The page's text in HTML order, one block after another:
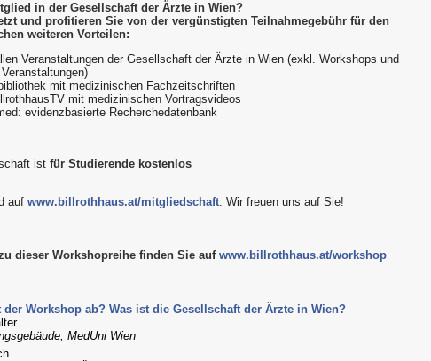
in der Gesellschaft der Ärzte in Wien?
und profitieren Sie von der vergünstigten Teilnahmegebühr für den
weiteren Vorteilen:
Veranstaltungen der Gesellschaft der Ärzte in Wien (exkl. Workshops und
mit medizinischen Fachzeitschriften
mit medizinischen Vortragsvideos
evidenzbasierte Recherchedatenbank
ist für Studierende kostenlos
auf www.billrothhaus.at/mitgliedschaft. Wir freuen uns auf Sie!
dieser Workshopreihe finden Sie auf www.billrothhaus.at/workshop
Workshop ab? Was ist die Gesellschaft der Ärzte in Wien?
MedUni Wien